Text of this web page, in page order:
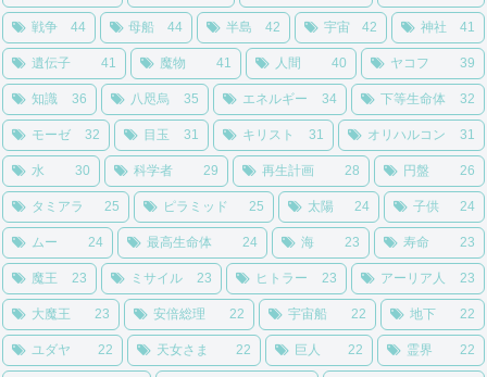
戦争 44 母船 44 半島 42 宇宙 42 神社 41
遺伝子 41 魔物 41 人間 40 ヤコフ 39
知識 36 八咫烏 35 エネルギー 34 下等生命体 32
モーゼ 32 目玉 31 キリスト 31 オリハルコン 31
水 30 科学者 29 再生計画 28 円盤 26
タミアラ 25 ピラミッド 25 太陽 24 子供 24
ムー 24 最高生命体 24 海 23 寿命 23
魔王 23 ミサイル 23 ヒトラー 23 アーリア人 23
大魔王 23 安倍総理 22 宇宙船 22 地下 22
ユダヤ 22 天女さま 22 巨人 22 霊界 22